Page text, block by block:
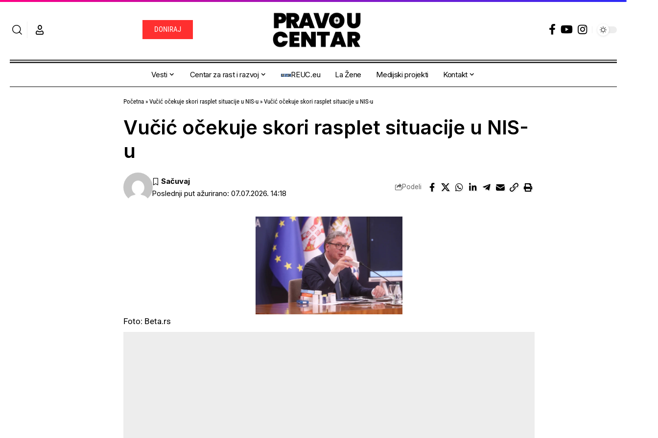
DONIRAJ
Vesti Centar za rast i razvoj REUC.eu La Žene Medijski projekti Kontakt
Početna » Vučić očekuje skori rasplet situacije u NIS-u » Vučić očekuje skori rasplet situacije u NIS-u
Vučić očekuje skori rasplet situacije u NIS-
u
Poslednji put ažurirano: 07.07.2026. 14:18
Podeli
Foto: Beta.rs